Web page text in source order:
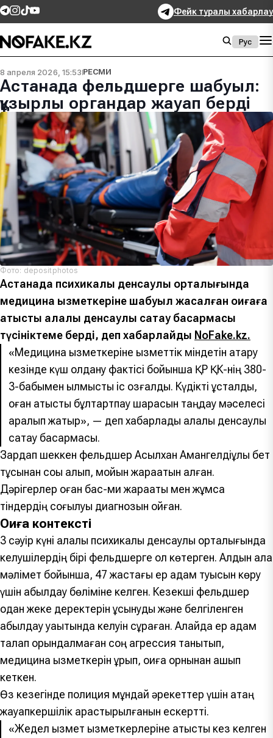
Фейк туралы хабарлау
Рус
8 апреля 2026, 15:53РЕСМИ
Астанада фельдшерге шабуыл:
құзырлы органдар жауап берді
Фото: depositphotos
Астанада психикалық денсаулық орталығында
медицина қызметкеріне шабуыл жасалған оқиғаға
қатысты қалалық денсаулық сақтау басқармасы
түсініктеме берді, деп хабарлайды NoFake.kz.
«Медицина қызметкеріне қызметтік міндетін атқару
кезінде күш қолдану фактісі бойынша ҚР ҚК-нің 380-
3-бабымен қылмыстық іс қозғалды. Күдікті ұсталды,
оған қатысты бұлтартпау шарасын таңдау мәселесі
қаралып жатыр», — деп хабарлады қалалық денсаулық
сақтау басқармасы.
Зардап шеккен фельдшер Асылхан Амангелдіұлы бет
тұсынан соққы алып, мойын жарақатын алған.
Дәрігерлер оған бас-ми жарақаты мен жұмсақ
тіндердің соғылуы диагнозын қойған.
Оқиға контексті
3 сәуір күні қалалық психикалық денсаулық орталығында
келушілердің бірі фельдшерге қол көтерген. Алдын ала
мәлімет бойынша, 47 жастағы ер адам туысын көру
үшін қабылдау бөліміне келген. Кезекші фельдшер
одан жеке деректерін ұсынуды және белгіленген
қабылдау уақытында келуін сұраған. Алайда ер адам
талап орындалмаған соң агрессия танытып,
медицина қызметкерін ұрып, оқиға орнынан қашып
кеткен.
Өз кезегінде полиция мұндай әрекеттер үшін қатаң
жауапкершілік қарастырылғанын ескертті.
«Жедел қызмет қызметкерлеріне қатысты кез келген